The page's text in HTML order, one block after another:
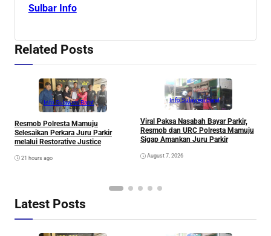
Sulbar Info
Related Posts
Info Sulawesi Barat
Resmob Polresta Mamuju
Selesaikan Perkara Juru Parkir
melalui Restorative Justice
21 hours ago
Info Sulawesi Barat
Viral Paksa Nasabah Bayar Parkir,
Resmob dan URC Polresta Mamuju
Sigap Amankan Juru Parkir
August 7, 2026
Latest Posts